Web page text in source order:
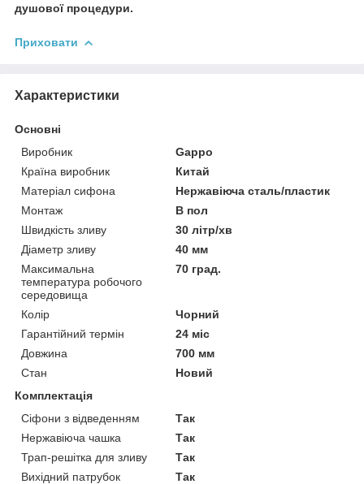
душової процедури.
Приховати
Характеристики
Основні
Виробник
Gappo
Країна виробник
Китай
Матеріал сифона
Нержавіюча сталь/пластик
Монтаж
В пол
Швидкість зливу
30 літр/хв
Діаметр зливу
40 мм
Максимальна
температура робочого
середовища
70 град.
Колір
Чорний
Гарантійний термін
24 міс
Довжина
700 мм
Стан
Новий
Комплектація
Сіфони з відведенням
Так
Нержавіюча чашка
Так
Трап-решітка для зливу
Так
Вихідний патрубок
Так